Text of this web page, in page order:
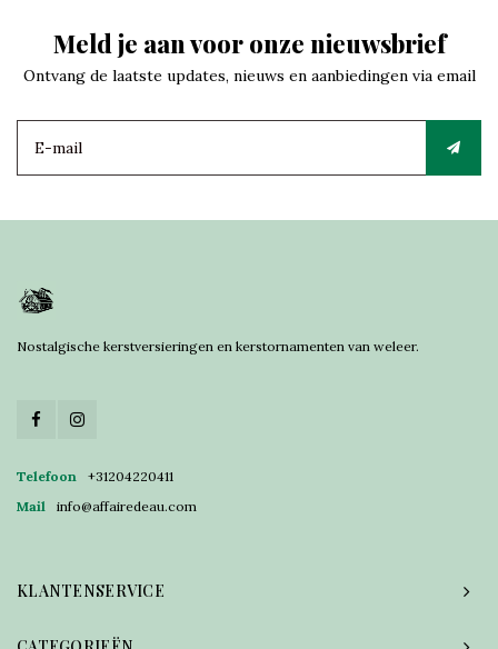
Meld je aan voor onze nieuwsbrief
Ontvang de laatste updates, nieuws en aanbiedingen via email
Nostalgische kerstversieringen en kerstornamenten van weleer.
Telefoon
+31204220411
Mail
info@affairedeau.com
KLANTENSERVICE